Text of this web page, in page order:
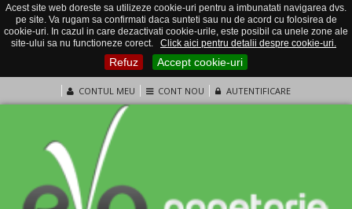
Acest site web doreste sa utilizeze cookie-uri pentru a imbunatati navigarea dvs.
pe site. Va rugam sa confirmati daca sunteti sau nu de acord cu folosirea de
cookie-uri. In cazul in care dezactivati cookie-urile, este posibil ca unele zone ale
site-ului sa nu functioneze corect.
Click aici pentru detalii despre cookie-uri.
Refuz Accept cookie-uri
CONTUL MEU CONT NOU AUTENTIFICARE